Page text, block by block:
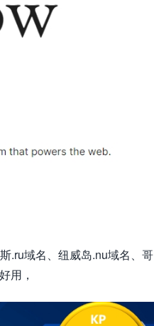
.ru域名、纽威岛.nu域名、哥
用，